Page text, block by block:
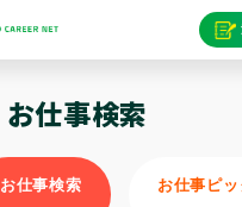
お仕事検索
お仕事検索 お仕事ピ